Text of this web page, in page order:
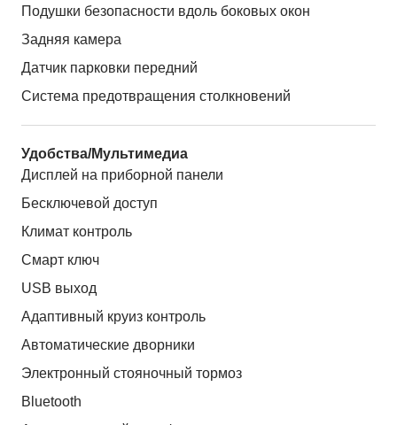
Подушки безопасности вдоль боковых окон
Задняя камера
Датчик парковки передний
Система предотвращения столкновений
Удобства/Мультимедиа
Дисплей на приборной панели
Бесключевой доступ
Климат контроль
Смарт ключ
USB выход
Адаптивный круиз контроль
Автоматические дворники
Электронный стояночный тормоз
Bluetooth